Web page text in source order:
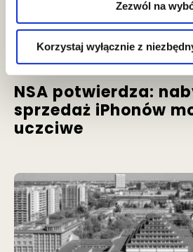
Zezwól na
Korzystaj wyłącznie z
aktualności
NSA potwierdza:
sprzedaż iPhonów
uczciwe